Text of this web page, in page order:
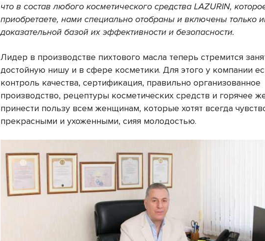
что в состав любого косметического средства LAZURIN,
приобретаете, нами специально отобраны и включены только
доказательной базой их эффективности и безопасности.
Лидер в производстве пихтового масла теперь стремится
достойную нишу и в сфере косметики. Для этого у компании
контроль качества, сертификация, правильно организованное
производство, рецептуры косметических средств и горячее
принести пользу всем женщинам, которые хотят всегда
прекрасными и ухоженными, сияя молодостью.